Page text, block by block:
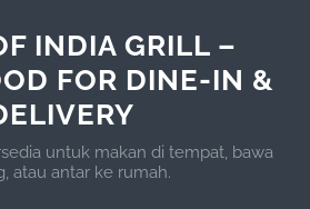
INDIA GRILL –
FOR DINE-IN &
untuk makan di tempat, bawa
atau antar ke rumah.